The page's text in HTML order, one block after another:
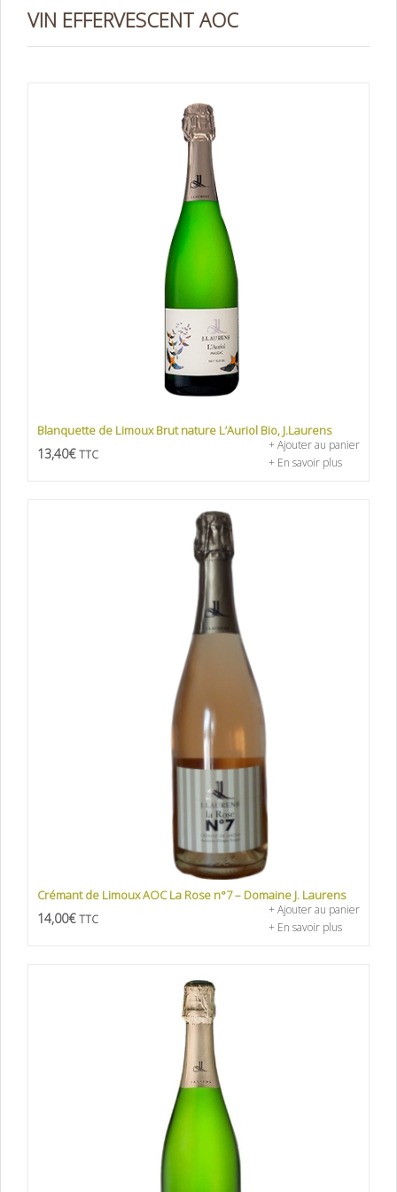
VIN EFFERVESCENT AOC
Blanquette de Limoux Brut nature L’Auriol Bio, J.Laurens
13,40€ TTC
+ Ajouter au panier
+ En savoir plus
Crémant de Limoux AOC La Rose n°7 – Domaine J. Laurens
14,00€ TTC
+ Ajouter au panier
+ En savoir plus